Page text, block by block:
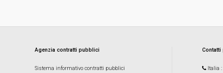
Agenzia contratti pubblici
Sistema informativo contratti pubblici
Italia